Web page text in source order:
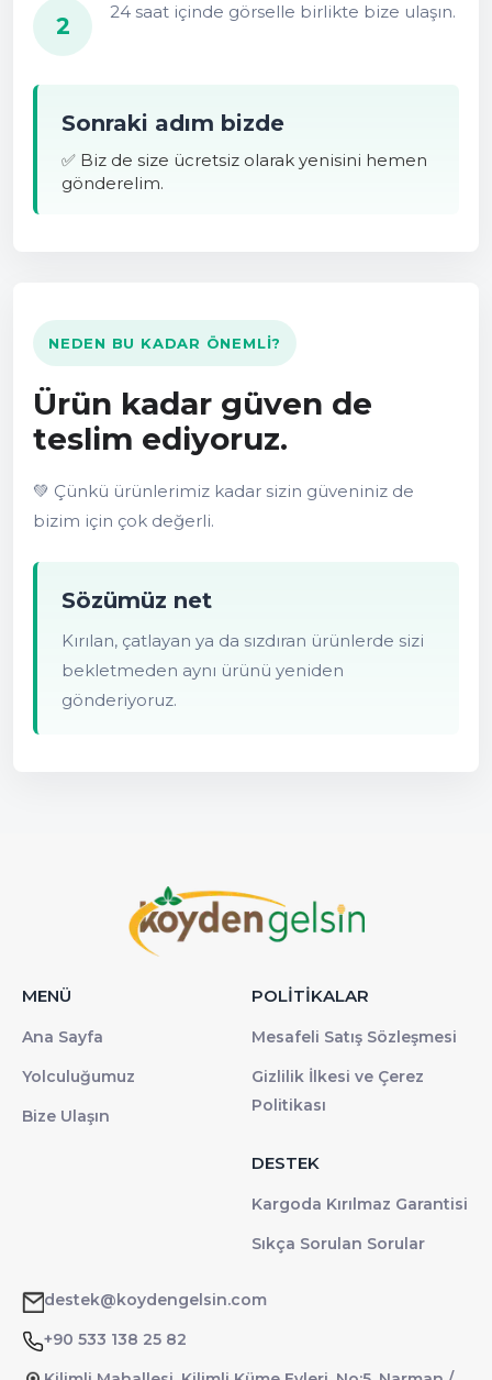
2
24 saat içinde görselle birlikte bize ulaşın.
Sonraki adım bizde
✅ Biz de size ücretsiz olarak yenisini hemen
gönderelim.
NEDEN BU KADAR ÖNEMLI?
Ürün kadar güven de
teslim ediyoruz.
💚 Çünkü ürünlerimiz kadar sizin güveniniz de
bizim için çok değerli.
Sözümüz net
Kırılan, çatlayan ya da sızdıran ürünlerde sizi
bekletmeden aynı ürünü yeniden
gönderiyoruz.
MENÜ
Ana Sayfa
Yolculuğumuz
Bize Ulaşın
POLİTİKALAR
Mesafeli Satış Sözleşmesi
Gizlilik İlkesi ve Çerez
Politikası
DESTEK
Kargoda Kırılmaz Garantisi
Sıkça Sorulan Sorular
destek@koydengelsin.com
+90 533 138 25 82